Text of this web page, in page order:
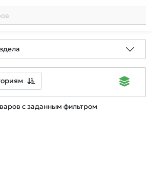
с заданным фильтром